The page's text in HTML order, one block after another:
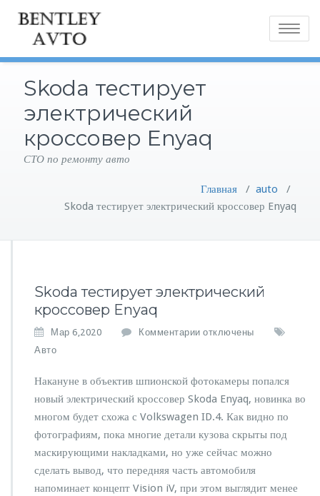
Toggle
Skoda тестирует
электрический
кроссовер Enyaq
СТО по ремонту авто
Главная / auto /
Skoda тестирует электрический кроссовер Enyaq
Skoda тестирует электрический
кроссовер Enyaq
Мар 6,2020 Комментарии к
и
с
и
S
o
d
a
отключены
Авто
Накануне в объектив шпионской фотокамеры попался
новый электрический кроссовер Skoda Enyaq, новинка во
многом будет схожа с Volkswagen ID.4. Как видно по
фотографиям, пока многие детали кузова скрыты под
маскирующими накладками, но уже сейчас можно
сделать вывод, что передняя часть автомобиля
напоминает концепт Vision iV, при этом выглядит менее